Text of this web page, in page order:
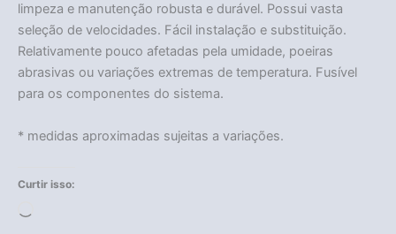
limpeza e manutenção robusta e durável. Possui vasta
seleção de velocidades. Fácil instalação e substituição.
Relativamente pouco afetadas pela umidade, poeiras
abrasivas ou variações extremas de temperatura. Fusível
para os componentes do sistema.
* medidas aproximadas sujeitas a variações.
Curtir isso: